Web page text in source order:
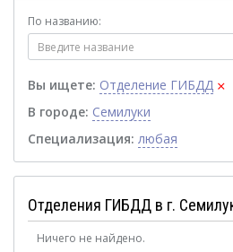
По названию:
Вы ищете: Отделение ГИБДД ×
В городе: Семилуки
Специализация: любая
Отделения ГИБДД в г.
Ничего не найдено.